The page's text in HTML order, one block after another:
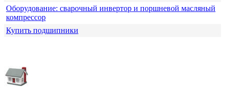
Оборудование: сварочный инвертор и поршневой масляный
компрессор
Купить подшипники